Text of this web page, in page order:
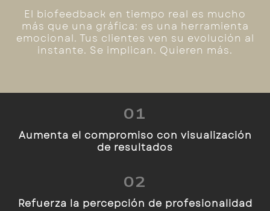
El biofeedback en tiempo real es mucho
más que una gráfica: es una herramienta
emocional. Tus clientes ven su evolución al
instante. Se implican. Quieren más.
01
Aumenta el compromiso con visualización
de resultados
02
Refuerza la percepción de profesionalidad